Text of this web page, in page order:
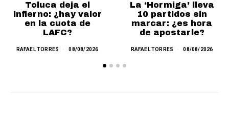
Toluca deja el
infierno: ¿hay valor
en la cuota de
LAFC?
RAFAEL TORRES 08/08/2026
La ‘Hormiga’ lleva
10 partidos sin
marcar: ¿es hora
de apostarle?
RAFAEL TORRES 08/08/2026